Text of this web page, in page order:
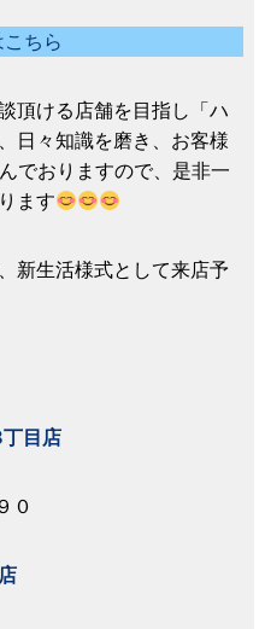
ちら
頂ける店舗を目指し「ハ
日々知識を磨き、お客様
でおりますので、是非一
ます
新生活様式として来店予
目店
０